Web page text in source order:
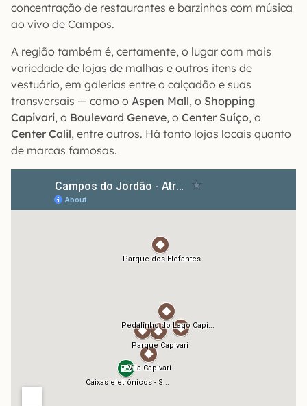
concentração de restaurantes e barzinhos com música
ao vivo de Campos.
A região também é, certamente, o lugar com mais
variedade de lojas de malhas e outros itens de
vestuário, em galerias entre o calçadão e suas
transversais — como o Aspen Mall, o Shopping
Capivari, o Boulevard Geneve, o Center Suíço, o
Center Calil, entre outros. Há tanto lojas locais quanto
de marcas famosas.